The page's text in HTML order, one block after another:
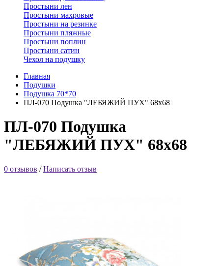
Простыни лен
Простыни махровые
Простыни на резинке
Простыни пляжные
Простыни поплин
Простыни сатин
Чехол на подушку
Главная
Подушки
Подушка 70*70
ПЛ-070 Подушка "ЛЕБЯЖИЙ ПУХ" 68х68
ПЛ-070 Подушка
"ЛЕБЯЖИЙ ПУХ" 68х68
0 отзывов /Написать отзыв